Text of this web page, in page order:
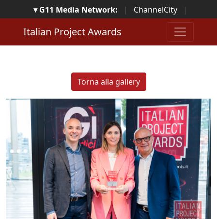
▾ G11 Media Network: | ChannelCity
|
ImpresaCity | SecurityOpenLab | Italian Channel
Awards | Italian Project Awards
Italian Security
Awards | ...
Italian Project Awards
Torna alla gallery